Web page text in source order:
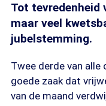
Tot tevredenheid
maar veel
jubelstemming.
Twee derde van alle
goede zaak dat
van de maand